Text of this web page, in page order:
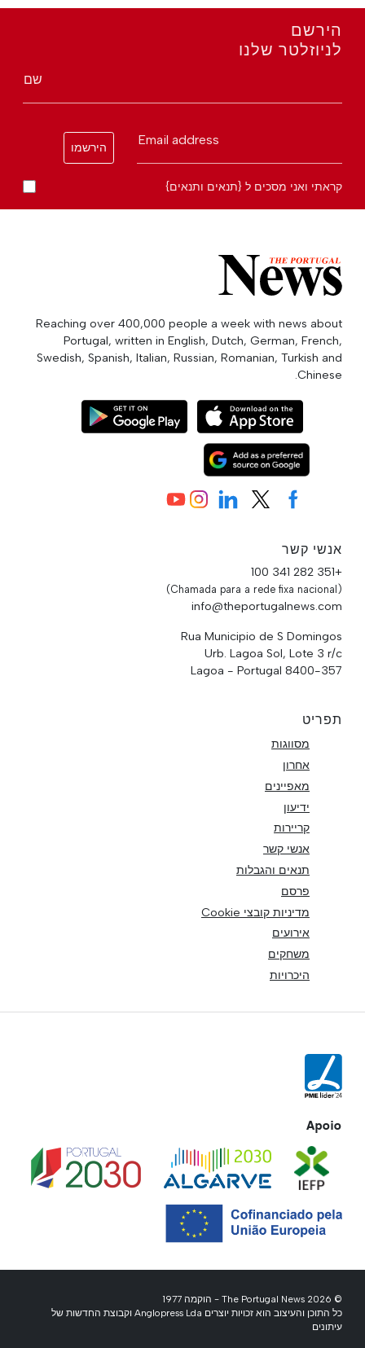
הירשם
לניוזלטר שלנו
שם
Email address
הירשמו
קראתי ואני מסכים ל {תנאים ותנאים}
Reaching over 400,000 people a week with news about
Portugal, written in English, Dutch, German, French,
Swedish, Spanish, Italian, Russian, Romanian, Turkish and
Chinese.
אנשי קשר
+351 282 341 100
(Chamada para a rede fixa nacional)
info@theportugalnews.com
Rua Municipio de S Domingos
Urb. Lagoa Sol, Lote 3 r/c
8400-357 Lagoa - Portugal
תפריט
מסווגות
אחרון
מאפיינים
ידיעון
קריירות
אנשי קשר
תנאים והגבלות
פרסם
מדיניות קובצי Cookie
אירועים
משחקים
היכרויות
Apoio
© 2026 The Portugal News - הוקמה 1977
כל התוכן והעיצוב הוא זכויות יוצרים Anglopress Lda וקבוצת החדשות של
עיתונים